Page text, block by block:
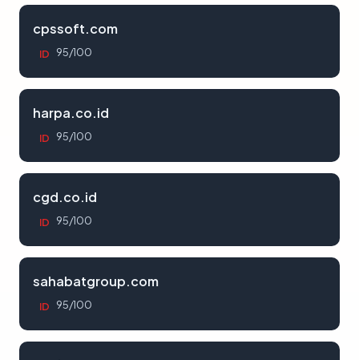
cpssoft.com
ID 95/100
harpa.co.id
ID 95/100
cgd.co.id
ID 95/100
sahabatgroup.com
ID 95/100